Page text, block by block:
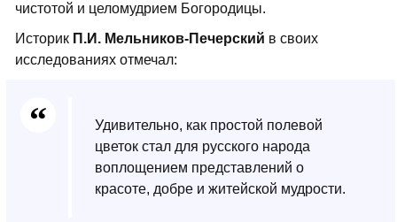
чистотой и целомудрием Богородицы.
Историк П.И. Мельников-Печерский в своих
исследованиях отмечал:
Удивительно, как простой полевой
цветок стал для русского народа
воплощением представлений о
красоте, добре и житейской мудрости.